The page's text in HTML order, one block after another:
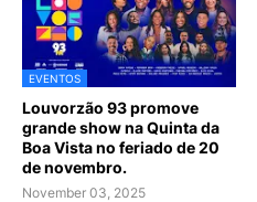
EVENTOS
Louvorzão 93 promove
grande show na Quinta da
Boa Vista no feriado de 20
de novembro.
November 03, 2025